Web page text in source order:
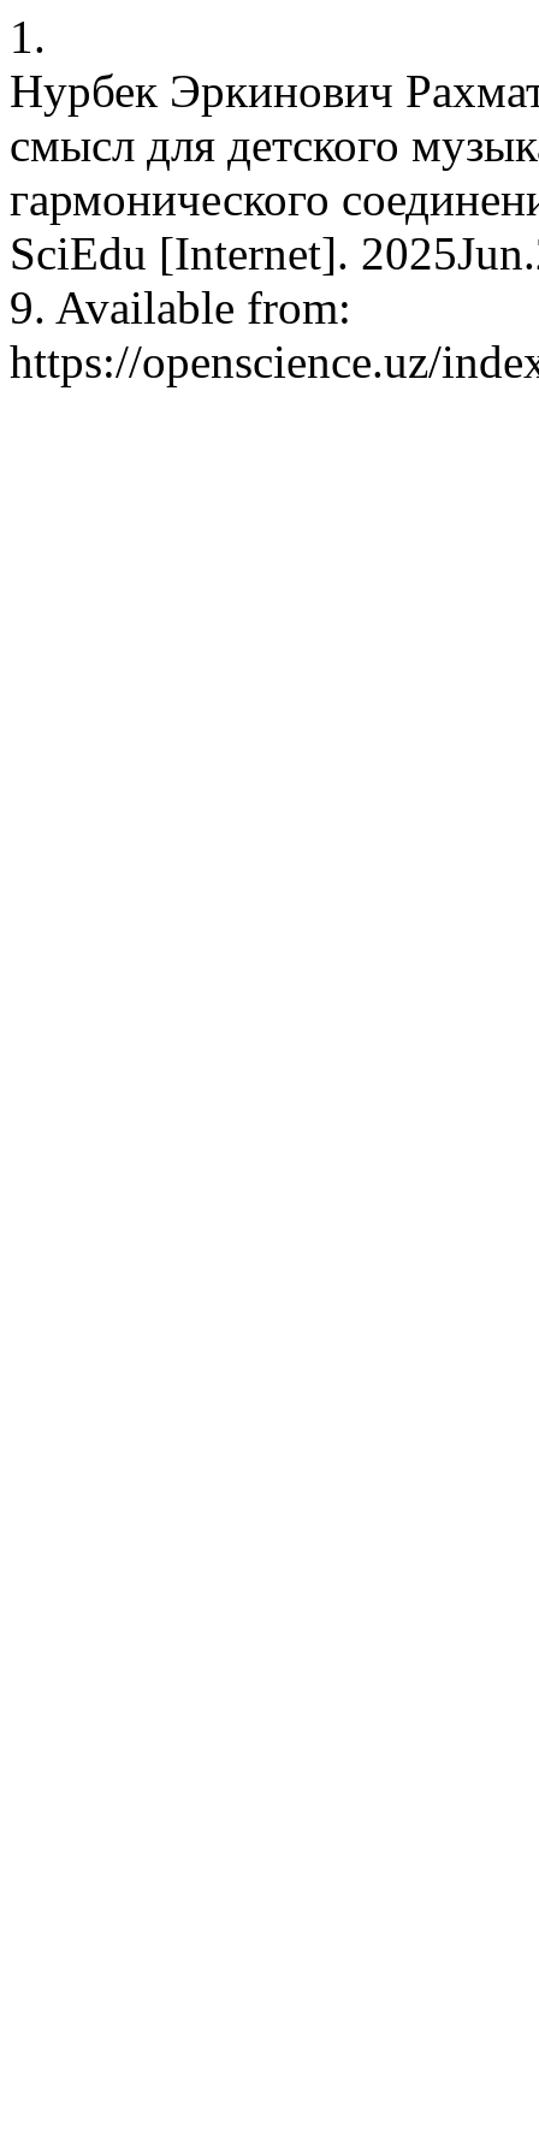
1.
Нурбек Эркинович
смысл для детского
гармонического
SciEdu [Internet].
9. Available from:
https://openscience.uz/